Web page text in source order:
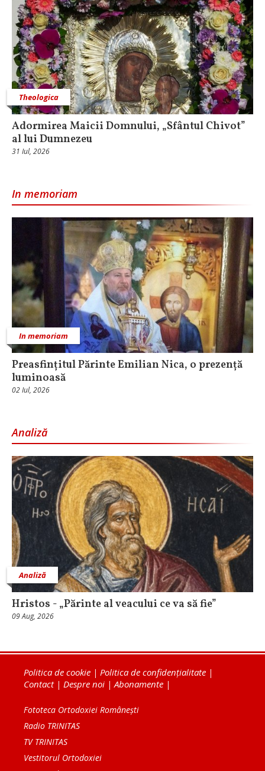
Theologica
Adormirea Maicii Domnului, „Sfântul Chivot”
al lui Dumnezeu
31 Iul, 2026
In memoriam
In memoriam
Preasfințitul Părinte Emilian Nica, o prezență
luminoasă
02 Iul, 2026
Analiză
Analiză
Hristos - „Părinte al veacului ce va să fie”
09 Aug, 2026
Politica de cookie | Politica de confidențialitate |
Contact| Despre noi | Abonamente |
Fototeca Ortodoxiei Românești
Radio TRINITAS
TV TRINITAS
Vestitorul Ortodoxiei